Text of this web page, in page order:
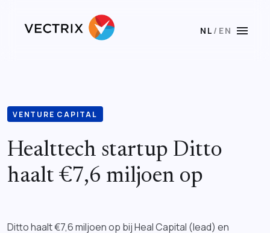
NL / EN menu
VENTURE CAPITAL
Healttech startup Ditto
haalt €7,6 miljoen op
Ditto haalt €7,6 miljoen op bij Heal Capital (lead) en